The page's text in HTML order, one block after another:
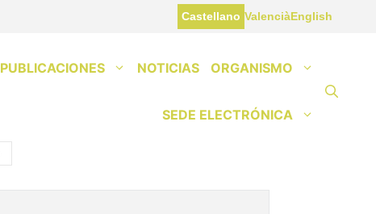
Castellano ValenciàEnglish
PUBLICACIONES NOTICIAS ORGANISMO
SEDE ELECTRÓNICA